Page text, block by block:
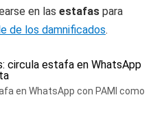
en las estafas para
de los damnificados.
en WhatsApp con PAMI como